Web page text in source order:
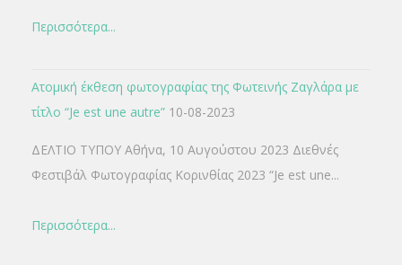
Περισσότερα...
Ατομική έκθεση φωτογραφίας της Φωτεινής Ζαγλάρα με
τίτλο “Je est une autre” 10-08-2023
ΔΕΛΤΙΟ ΤΥΠΟΥ Αθήνα, 10 Αυγούστου 2023 Διεθνές
Φεστιβάλ Φωτογραφίας Κορινθίας 2023 “Je est une...
Περισσότερα...